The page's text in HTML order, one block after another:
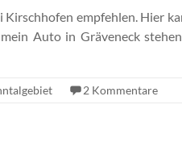
Kirschhofen empfehlen. Hier
Auto in Gräveneck
2 Kommentare